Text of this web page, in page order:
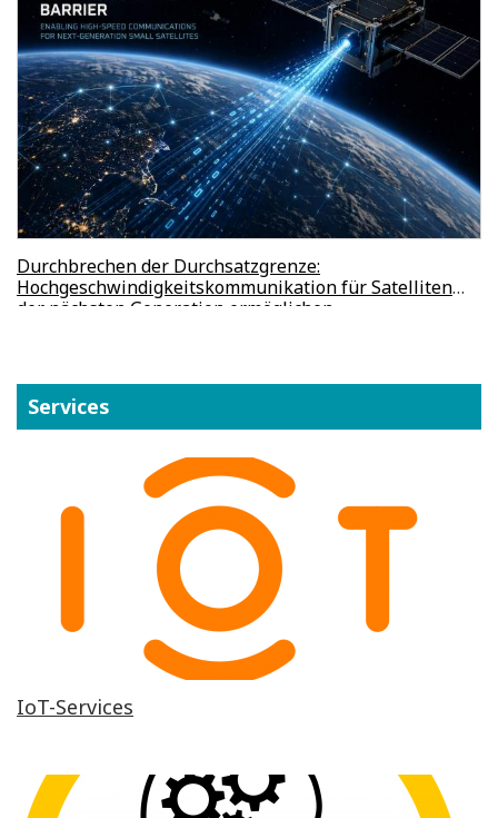
Durchbrechen der Durchsatzgrenze:
Hochgeschwindigkeitskommunikation für Satelliten
der nächsten Generation ermöglichen
Services
IoT-Services